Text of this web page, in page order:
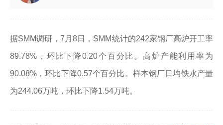
据SMM调研，7月8日，SMM统计的242家钢厂高炉开工率
89.78%，环比下降0.20个百分比。高炉产能利用率为
90.08%，环比下降0.57个百分比。样本钢厂日均铁水产量
为244.06万吨，环比下降1.54万吨。